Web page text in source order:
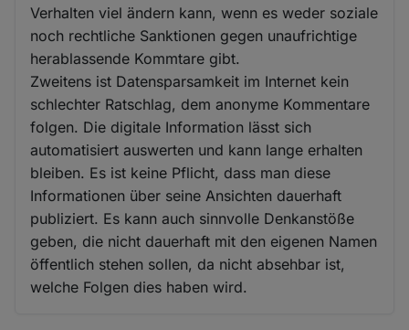
Verhalten viel ändern kann, wenn es weder soziale
noch rechtliche Sanktionen gegen unaufrichtige
herablassende Kommtare gibt.
Zweitens ist Datensparsamkeit im Internet kein
schlechter Ratschlag, dem anonyme Kommentare
folgen. Die digitale Information lässt sich
automatisiert auswerten und kann lange erhalten
bleiben. Es ist keine Pflicht, dass man diese
Informationen über seine Ansichten dauerhaft
publiziert. Es kann auch sinnvolle Denkanstöße
geben, die nicht dauerhaft mit den eigenen Namen
öffentlich stehen sollen, da nicht absehbar ist,
welche Folgen dies haben wird.